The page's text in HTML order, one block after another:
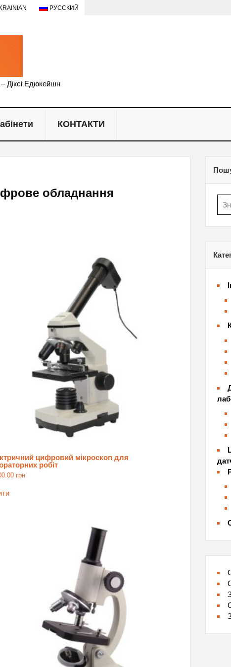
РУССКИЙ
Dixi Education –
Діксі Едюкейшн
КОНТАКТИ
обладнання
цифровий мікроскоп для
робіт
грн